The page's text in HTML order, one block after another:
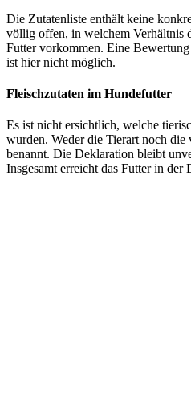
Die Zutatenliste enthält keine
völlig offen, in welchem Verhältnis
Futter vorkommen. Eine
ist hier nicht möglich.
Fleischzutaten im Hundefutter
Es ist nicht ersichtlich, welche
wurden. Weder die Tierart noch die
benannt. Die Deklaration bleibt
Insgesamt erreicht das Futter in der